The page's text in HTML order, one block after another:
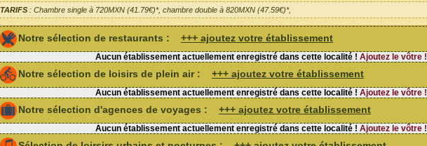
TARIFS : Chambre single à 720MXN (41.79€)*, chambre double à 820MXN (47.59€)*,
Notre sélection de restaurants : +++ ajoutez votre établissement
Aucun établissement actuellement enregistré dans cette localité ! Ajoutez le vôtre !
Notre sélection de loisirs de plein air : +++ ajoutez votre établissement
Aucun établissement actuellement enregistré dans cette localité ! Ajoutez le vôtre !
Notre sélection d'agences de voyages : +++ ajoutez votre établissement
Aucun établissement actuellement enregistré dans cette localité ! Ajoutez le vôtre !